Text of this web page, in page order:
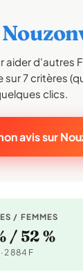
d'autres
7 critères
clics.
avis sur
/ FEMMES
/ 52 %
2 884 F